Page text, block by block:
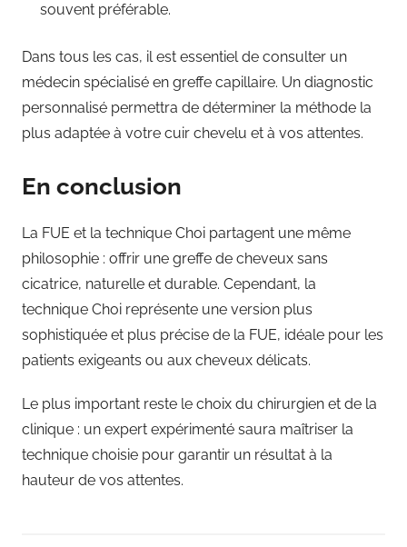
souvent préférable.
Dans tous les cas, il est essentiel de consulter un
médecin spécialisé en greffe capillaire. Un diagnostic
personnalisé permettra de déterminer la méthode la
plus adaptée à votre cuir chevelu et à vos attentes.
En conclusion
La FUE et la technique Choi partagent une même
philosophie : offrir une greffe de cheveux sans
cicatrice, naturelle et durable. Cependant, la
technique Choi représente une version plus
sophistiquée et plus précise de la FUE, idéale pour les
patients exigeants ou aux cheveux délicats.
Le plus important reste le choix du chirurgien et de la
clinique : un expert expérimenté saura maîtriser la
technique choisie pour garantir un résultat à la
hauteur de vos attentes.